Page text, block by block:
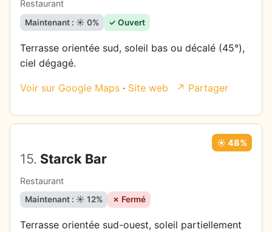
Restaurant
Maintenant : ☀️ 0% ✓ Ouvert
Terrasse orientée sud, soleil bas ou décalé (45°),
ciel dégagé.
Voir sur Google Maps · Site web ↗ Partager
15. Starck Bar
Restaurant
☀️ 48%
Maintenant : ☀️ 12% ✗ Fermé
Terrasse orientée sud-ouest, soleil partiellement